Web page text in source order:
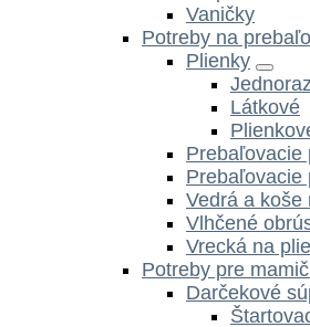
Vaničky
Potreby na
Plienky
Látkové
Prebaľovacie
Prebaľovacie
Vedrá a koše
Vlhčené
Vrecká na
Potreby pre
Darčekové